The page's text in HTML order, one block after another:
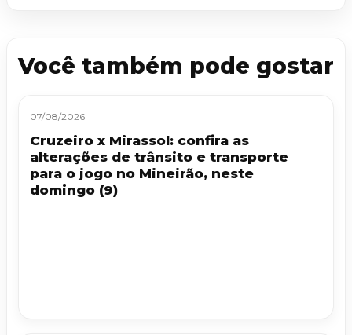
Você também pode gostar
07/08/2026
Cruzeiro x Mirassol: confira as
alterações de trânsito e transporte
para o jogo no Mineirão, neste
domingo (9)